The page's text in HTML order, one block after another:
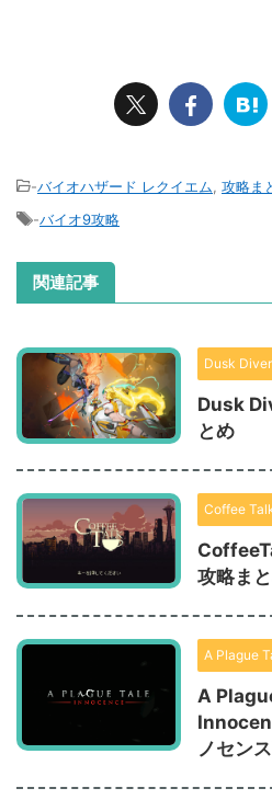
-バイオハザード レクイエム 攻略ま
-バイオ9攻略
関連記事
Dusk
Dusk
とめ
Coffee
攻略ま
A Plague
A
ノセン